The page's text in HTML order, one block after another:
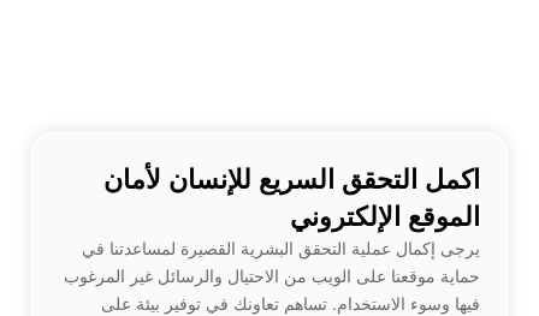
اكمل التحقق السريع للإنسان لأمان
الموقع الإلكتروني
يرجى إكمال عملية التحقق البشرية القصيرة لمساعدتنا في
حماية موقعنا على الويب من الاحتيال والرسائل غير المرغوب
فيها وسوء الاستخدام. تساهم تعاونك في توفير بيئة على